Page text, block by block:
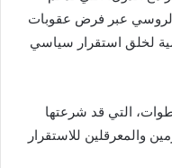
الروسي عبر فرض عقوبات
لخلق استقرار سياسي
التي قد شرعتها
والمعرقلين للاستقرار